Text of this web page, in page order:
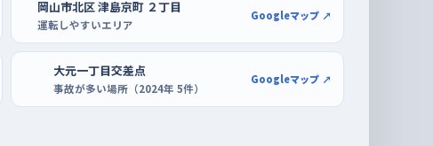
岡山市北区 津島京町 ２丁目
運転しやすいエリア
Googleマップ ↗
大元一丁目交差点
事故が多い場所（2024年 5件）
Googleマップ ↗